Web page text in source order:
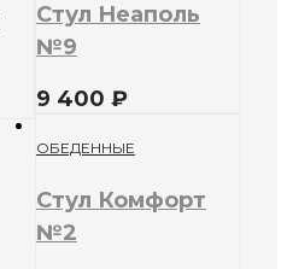
Стул Неаполь
№9
9 400 ₽
ОБЕДЕННЫЕ
Стул Комфорт
№2